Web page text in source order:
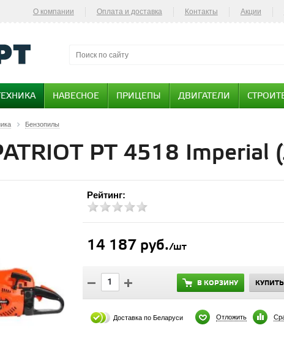
О компании Оплата и доставка Контакты Акции
НАВЕСНОЕ ПРИЦЕПЫ ДВИГАТЕЛИ
Бензопилы
PT 4518
Рейтинг:
14 187 руб./шт
В КОРЗИНУ
Доставка по Беларуси Отложить